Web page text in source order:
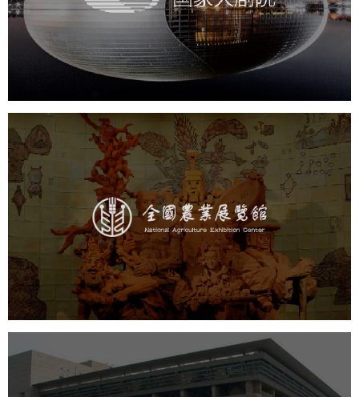
文化艺术 剧院 智慧展馆 展馆网站建设
农业展览馆
文化艺术 展馆网站建设
博物馆展厅设计
数字博物馆建设
展厅空间设计
企业展厅设计
公司展厅设计
北京展厅设计 产品展厅设计
中国科学院文献情报中心